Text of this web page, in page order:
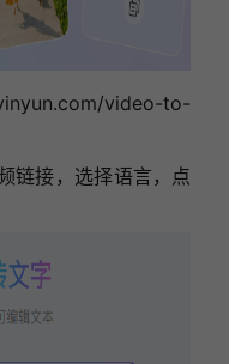
video-to-
链接，选择语言，点